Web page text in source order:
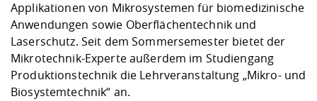
Applikationen von Mikrosystemen für biomedizinische
Anwendungen sowie Oberflächentechnik und
Laserschutz. Seit dem Sommersemester bietet der
Mikrotechnik-Experte außerdem im Studiengang
Produktionstechnik die Lehrveranstaltung „Mikro- und
Biosystemtechnik“ an.